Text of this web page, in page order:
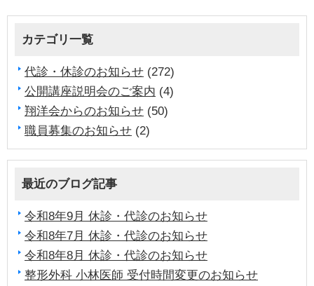
カテゴリ一覧
代診・休診のお知らせ (272)
公開講座説明会のご案内 (4)
翔洋会からのお知らせ (50)
職員募集のお知らせ (2)
最近のブログ記事
令和8年9月 休診・代診のお知らせ
令和8年7月 休診・代診のお知らせ
令和8年8月 休診・代診のお知らせ
整形外科 小林医師 受付時間変更のお知らせ